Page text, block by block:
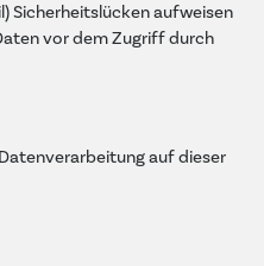
Sicherheitslücken aufweisen
vor dem Zugriff durch
auf dieser